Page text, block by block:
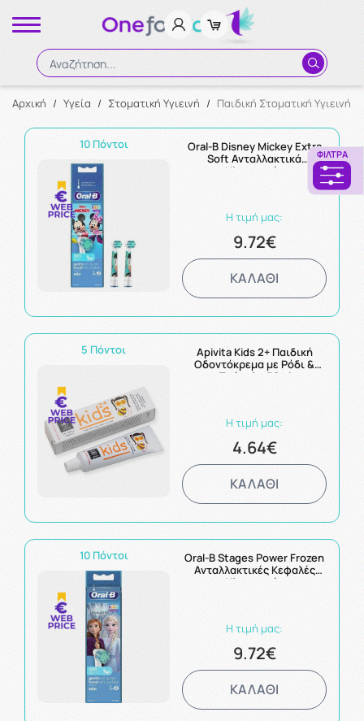
Αναζήτηση...
Αναζήτηση
Αρχική / Υγεία / Στοματική Υγιεινή / Παιδική Στοματική Υγιεινή
ΦΊΛΤΡΑ
10 Πόντοι
Oral-B Disney Mickey Extra
Soft Ανταλλακτικά
Ηλεκτρικής
Η τιμή μας:
9.72€
ΚΑΛΑΘΙ
5 Πόντοι
Apivita Kids 2+ Παιδική
Οδοντόκρεμα με Ρόδι &
Πρόπολη 50ml
Η τιμή μας:
4.64€
ΚΑΛΑΘΙ
10 Πόντοι
Oral-B Stages Power Frozen
Ανταλλακτικές Κεφαλές
Ηλεκτρικής
Η τιμή μας:
9.72€
ΚΑΛΑΘΙ